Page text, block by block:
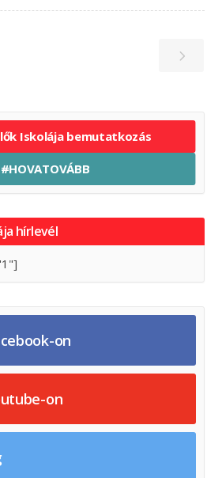
Iskolája bemutatkozás
#HOVATOVÁBB
hírlevél
on
on